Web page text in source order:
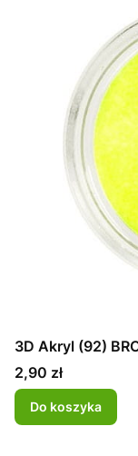
3D Akryl (92)
Cena
2,90 zł
Do koszyka